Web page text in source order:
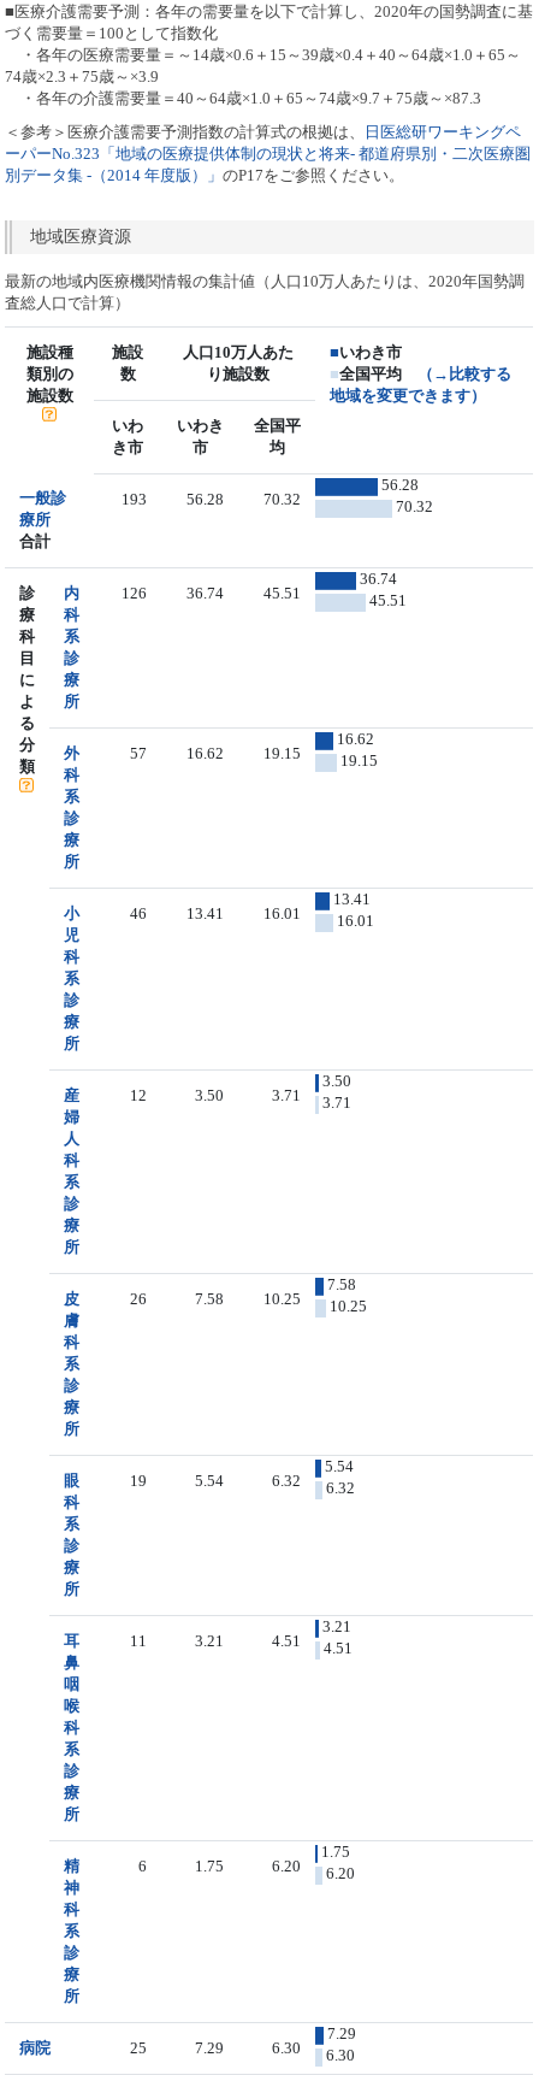
■医療介護需要予測：各年の需要量を以下で計算し、2020年の国勢調査に基
づく需要量＝100として指数化
・各年の医療需要量＝～14歳×0.6＋15～39歳×0.4＋40～64歳×1.0＋65～
74歳×2.3＋75歳～×3.9
・各年の介護需要量＝40～64歳×1.0＋65～74歳×9.7＋75歳～×87.3
＜参考＞医療介護需要予測指数の計算式の根拠は、
日医総研ワーキングペ
ーパーNo.323「地域の医療提供体制の現状と将来- 都道府県別・二次医療圏
別データ集 -（2014 年度版）」のP17をご参照ください。
地域医療資源
最新の地域内医療機関情報の集計値（人口10万人あたりは、2020年国勢調
査総人口で計算）
施設種
類別の
施設数
施設
数
人口10万人あた
り施設数
■いわき市
■全国平均
（→比較する
地域を変更できます）
いわ
き市
いわき
市
全国平
均
一般診
療所
合計
193 56.28 70.32
56.28
70.32
診
療
科
目
に
よ
る
分
類
内
科
系
診
療
所
126 36.74 45.51
36.74
45.51
外
科
系
診
療
所
57 16.62 19.15
16.62
19.15
小
児
科
系
診
療
所
46 13.41 16.01
13.41
16.01
産
婦
人
科
系
診
療
所
12 3.50 3.71
3.50
3.71
皮
膚
科
系
診
療
所
26 7.58 10.25
7.58
10.25
眼
科
系
診
療
所
19 5.54 6.32
5.54
6.32
耳
鼻
咽
喉
科
系
診
療
所
11 3.21 4.51
3.21
4.51
精
神
科
系
診
療
所
6 1.75 6.20
1.75
6.20
病院 25 7.29 6.30
7.29
6.30